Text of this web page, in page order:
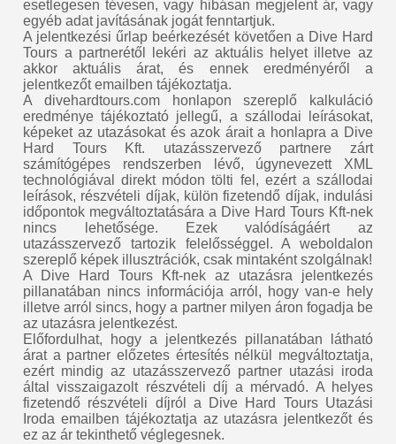
esetlegesen tévesen, vagy hibásan megjelent ár, vagy
egyéb adat javításának jogát fenntartjuk.
A jelentkezési űrlap beérkezését követően a Dive Hard
Tours a partnerétől lekéri az aktuális helyet illetve az
akkor aktuális árat, és ennek eredményéről a
jelentkezőt emailben tájékoztatja.
A divehardtours.com honlapon szereplő kalkuláció
eredménye tájékoztató jellegű, a szállodai leírásokat,
képeket az utazásokat és azok árait a honlapra a Dive
Hard Tours Kft. utazásszervező partnere zárt
számítógépes rendszerben lévő, úgynevezett XML
technológiával direkt módon tölti fel, ezért a szállodai
leírások, részvételi díjak, külön fizetendő díjak, indulási
időpontok megváltoztatására a Dive Hard Tours Kft-nek
nincs lehetősége. Ezek valódíságáért az
utazásszervező tartozik felelősséggel. A weboldalon
szereplő képek illusztrációk, csak mintaként szolgálnak!
A Dive Hard Tours Kft-nek az utazásra jelentkezés
pillanatában nincs információja arról, hogy van-e hely
illetve arról sincs, hogy a partner milyen áron fogadja be
az utazásra jelentkezést.
Előfordulhat, hogy a jelentkezés pillanatában látható
árat a partner előzetes értesítés nélkül megváltoztatja,
ezért mindig az utazásszervező partner utazási iroda
által visszaigazolt részvételi díj a mérvadó. A helyes
fizetendő részvételi díjról a Dive Hard Tours Utazási
Iroda emailben tájékoztatja az utazásra jelentkezőt és
ez az ár tekinthető véglegesnek.